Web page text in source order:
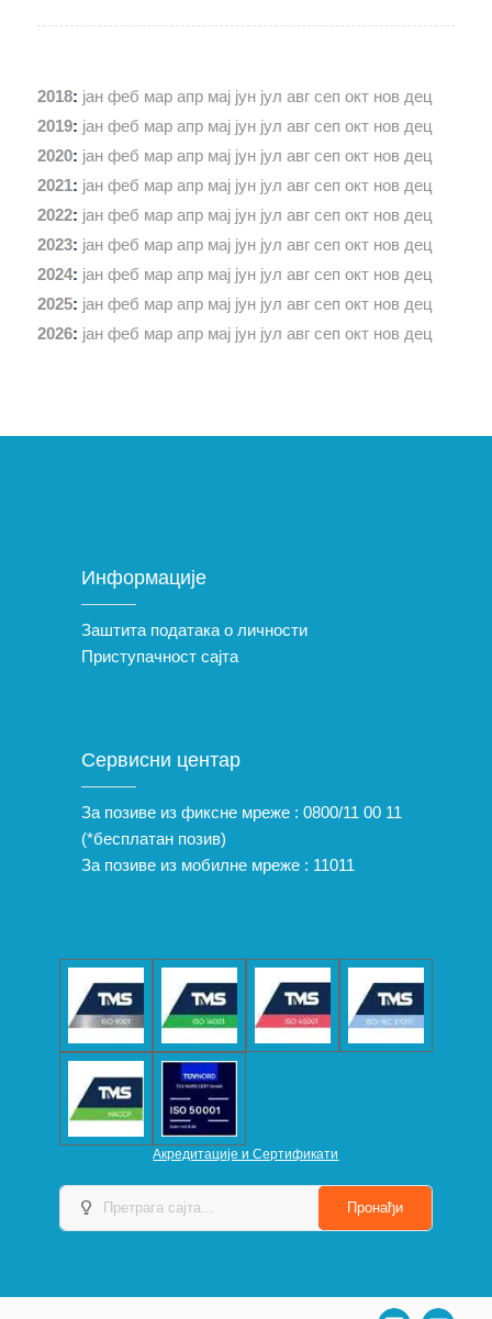
2018: јан феб мар апр мај јун јул авг сеп окт нов дец
2019: јан феб мар апр мај јун јул авг сеп окт нов дец
2020: јан феб мар апр мај јун јул авг сеп окт нов дец
2021: јан феб мар апр мај јун јул авг сеп окт нов дец
2022: јан феб мар апр мај јун јул авг сеп окт нов дец
2023: јан феб мар апр мај јун јул авг сеп окт нов дец
2024: јан феб мар апр мај јун јул авг сеп окт нов дец
2025: јан феб мар апр мај јун јул авг сеп окт нов дец
2026: јан феб мар апр мај јун јул авг сеп окт нов дец
Информације
Заштита података о личности
Приступачност сајта
Сервисни центар
За позиве из фиксне мреже : 0800/11 00 11
(*бесплатан позив)
За позиве из мобилне мреже : 11011
Акредитације и Сертификати